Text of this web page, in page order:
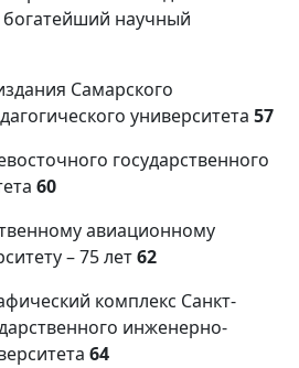
научный
Самарского
университета 57
государственного
60
авиационному
– 75 лет62
комплекс Санкт-
инженерно-
64